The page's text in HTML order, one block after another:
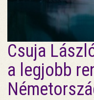
Csuja
a legjobb